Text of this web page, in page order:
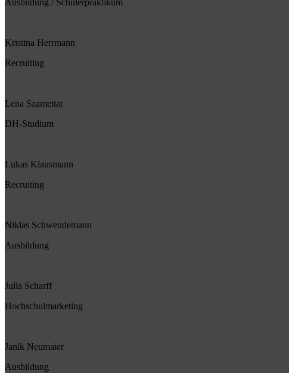
Ausbildung / Schülerpraktikum
Kristina Herrmann
Recruiting
Lena Szameitat
DH-Studium
Lukas Klausmann
Recruiting
Niklas Schwendemann
Ausbildung
Julia Scharff
Hochschulmarketing
Janik Neumaier
Ausbildung